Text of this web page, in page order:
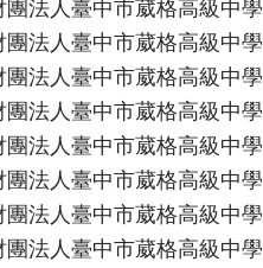
團法人臺中市葳格高級中學
團法人臺中市葳格高級中學
團法人臺中市葳格高級中學
團法人臺中市葳格高級中學
團法人臺中市葳格高級中學
團法人臺中市葳格高級中學
團法人臺中市葳格高級中學
團法人臺中市葳格高級中學